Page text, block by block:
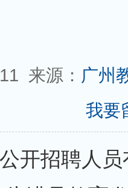
来源： 广州
我要
开招聘人